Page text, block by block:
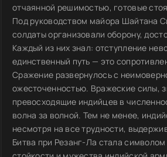
отчаянной решимостью, готовые
Под руководством майора Шайтана
солдаты организовали оборону,
Каждый из них знал: отступление
единственный путь — это
Сражение развернулось с
ожесточенностью. Вражеские силы,
превосходящие индийцев в
волна за волной. Тем не менее,
несмотря на все трудности,
Битва при Резанг-Ла стала